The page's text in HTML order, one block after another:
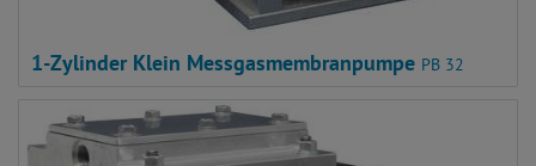
1-Zylinder Klein Messgasmembranpumpe PB 32